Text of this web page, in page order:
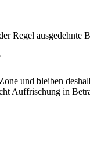
Regel ausgedehnte
und bleiben
Auffrischung in